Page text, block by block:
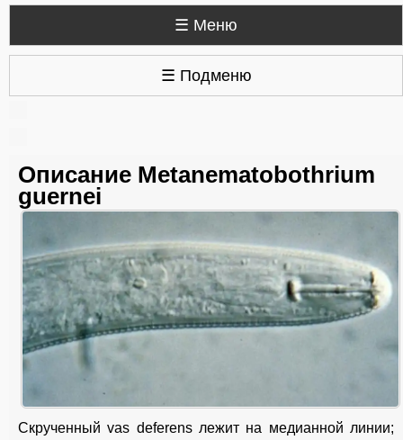
☰ Меню
☰ Подменю
Описание Metanematobothrium
guernei
Скрученный vas deferens лежит на медианной линии;